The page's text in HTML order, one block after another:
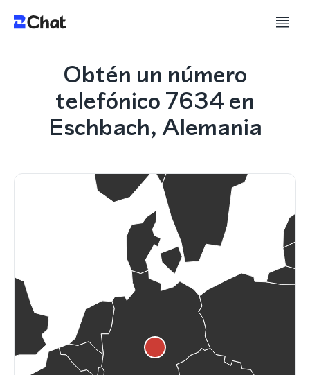
Obtén un número
telefónico 7634 en
Eschbach, Alemania